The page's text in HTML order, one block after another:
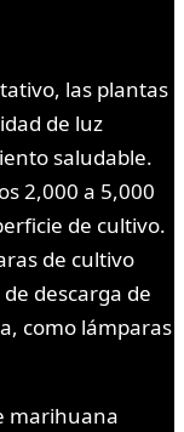
las plantas
de luz
saludable.
2,000 a 5,000
de cultivo.
de cultivo
descarga de
como lámparas
marihuana